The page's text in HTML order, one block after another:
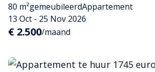
80 m²gemeubileerdAppartement
13 Oct - 25 Nov 2026
€ 2.500/maand